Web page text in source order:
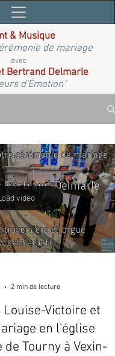
& Musique
de mariage
avec
Bertrand Delmarle
d'Émotion"
video
2 min de lecture
Victoire et
en l'église
Tourny à Vexin-